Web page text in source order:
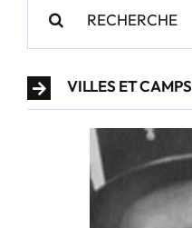
VILLES ET CAMPS